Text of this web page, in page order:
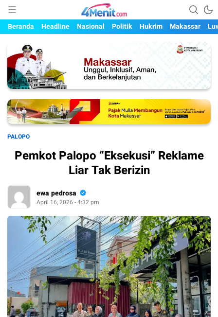
4menit.com
Mengungkap Kisah, Setiap Hari
Beranda
Headline Nasional Politik Hukrim Makassar
PALOPO
Pemkot Palopo “Eksekusi” Reklame
Liar Tak Berizin
ewa pedrosa
April 16, 2026 - 4:32 pm